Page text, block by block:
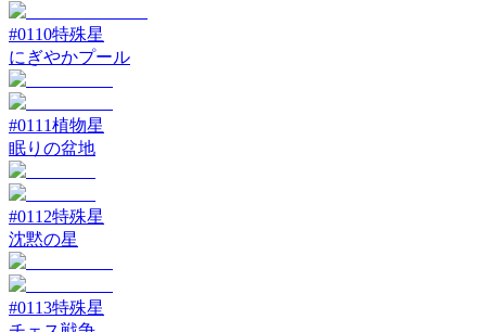
#0110特殊星
にぎやかプール
#0111植物星
眠りの盆地
#0112特殊星
沈黙の星
#0113特殊星